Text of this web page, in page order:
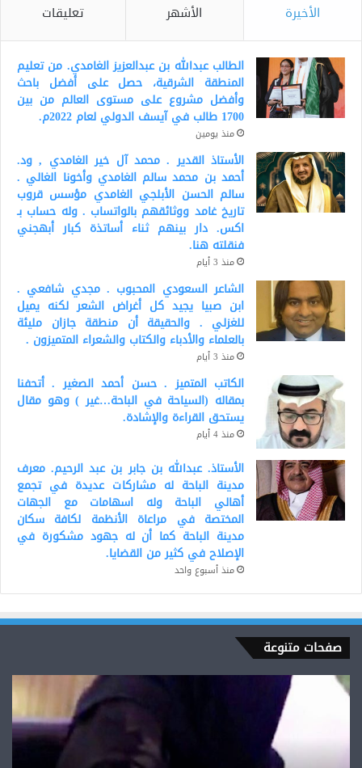
الأخيرة الأشهر تعليقات
الطالب عبدالله بن عبدالعزيز الغامدي. من تعليم
المنطقة الشرقية، حصل على أفضل باحث
وأفضل مشروع على مستوى العالم من بين
1700 طالب في آيسف الدولي لعام 2022م.
منذ يومين
الأستاذ القدير . محمد آل خير الغامدي , ود.
أحمد بن محمد سالم الغامدي وأخونا الغالي .
سالم الحسن الأبلجي الغامدي مؤسس قروب
تاريخ غامد ووثائقهم بالواتساب . وله حساب بـ
اكس. دار بينهم ثناء أساتذة كبار أبهجني
فنقلته هنا.
منذ 3 أيام
الشاعر السعودي المحبوب . مجدي شافعي .
ابن صبيا يجيد كل أغراض الشعر لكنه يميل
للغزلي . والحقيقة أن منطقة جازان مليئة
بالعلماء والأدباء والكتاب والشعراء المتميزون .
منذ 3 أيام
الكاتب المتميز . حسن أحمد الصغير . أتحفنا
بمقاله (السياحة في الباحة…غير ) وهو مقال
يستحق القراءة والإشادة.
منذ 4 أيام
الأستاذ. عبدالله بن جابر بن عبد الرحيم. معرف
مدينة الباحة له مشاركات عديدة في تجمع
أهالي الباحة وله اسهامات مع الجهات
المختصة في مراعاة الأنظمة لكافة سكان
مدينة الباحة كما أن له جهود مشكورة في
الإصلاح في كثير من القضايا.
منذ أسبوع واحد
صفحات متنوعة
أمير
الشعراء..
د.